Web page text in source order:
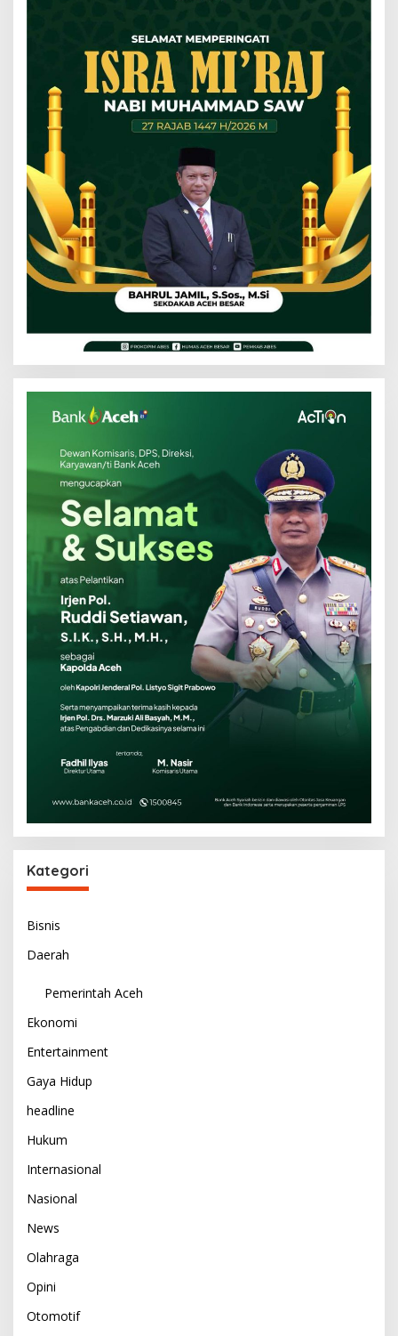
Kategori
Bisnis
Daerah
Pemerintah Aceh
Ekonomi
Entertainment
Gaya Hidup
headline
Hukum
Internasional
Nasional
News
Olahraga
Opini
Otomotif